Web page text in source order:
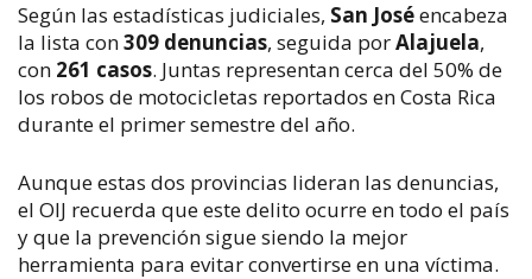
Según las estadísticas judiciales, San Joséencabeza
la lista con309 denuncias, seguida porAlajuela,
con 261 casos. Juntas representan cerca del 50% de
los robos de motocicletas reportados en Costa Rica
durante el primer semestre del año.
Aunque estas dos provincias lideran las denuncias,
el OIJ recuerda que este delito ocurre en todo el país
y que la prevención sigue siendo la mejor
herramienta para evitar convertirse en una víctima.